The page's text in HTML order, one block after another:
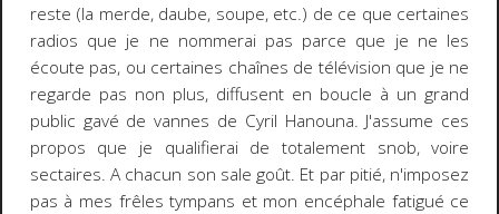
reste (la merde, daube, soupe, etc.) de ce que certaines
radios que je ne nommerai pas parce que je ne les
écoute pas, ou certaines chaînes de télévision que je ne
regarde pas non plus, diffusent en boucle à un grand
public gavé de vannes de Cyril Hanouna. J'assume ces
propos que je qualifierai de totalement snob, voire
sectaires. A chacun son sale goût. Et par pitié, n'imposez
pas à mes frêles tympans et mon encéphale fatigué ce